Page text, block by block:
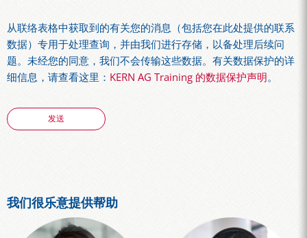
从联络表格中获取到的有关您的消息（包括您在此处提供的联系
数据）专用于处理查询，并由我们进行存储，以备处理后续问
题。未经您的同意，我们不会传输这些数据。有关数据保护的详
细信息，请查看这里： KERN AG Training 的数据保护声明。
我们很乐意提供帮助